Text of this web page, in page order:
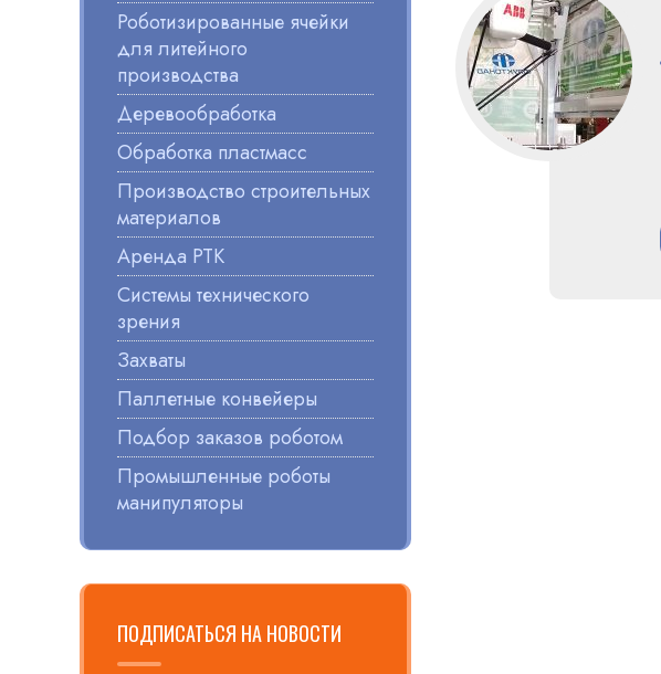
Роботизированные ячейки
для литейного
производства
Деревообработка
Обработка пластмасс
Производство строительных
материалов
Аренда РТК
Системы технического
зрения
Захваты
Паллетные конвейеры
Подбор заказов роботом
Промышленные роботы
манипуляторы
ПОДПИСАТЬСЯ НА НОВОСТИ